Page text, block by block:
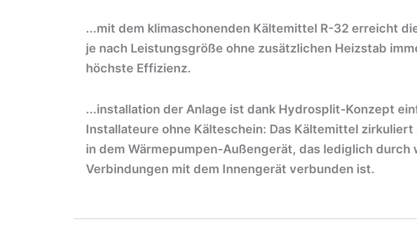
...mit dem klimaschonenden Kältemittel R-32 erreicht
je nach Leistungsgröße ohne zusätzlichen Heizstab
höchste Effizienz.
...installation der Anlage ist dank Hydrosplit-Konzept
Installateure ohne Kälteschein: Das Kältemittel
in dem Wärmepumpen-Außengerät, das lediglich durch
Verbindungen mit dem Innengerät verbunden ist.